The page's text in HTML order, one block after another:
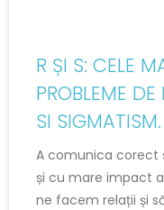
R ȘI S: CELE
PROBLEME
SI SIGMATISM.
A comunica corect
și cu mare impact
ne facem relații și